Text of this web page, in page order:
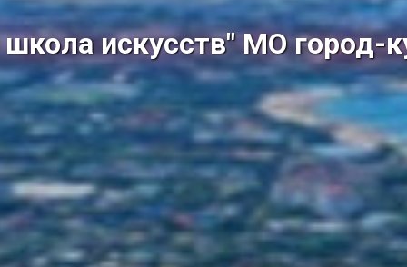
искусств" МО город-